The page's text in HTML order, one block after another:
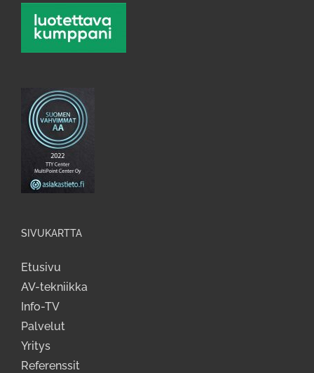
SIVUKARTTA
Etusivu
AV-tekniikka
Info-TV
Palvelut
Yritys
Referenssit